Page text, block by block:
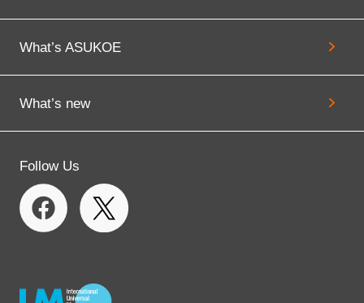
What’s ASUKOE
What’s new
Follow Us